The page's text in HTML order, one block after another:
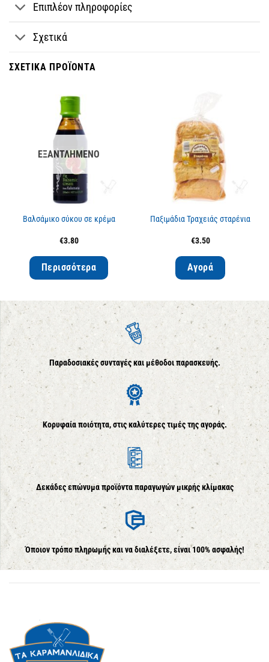
Επιπλέον πληροφορίες
Σχετικά
ΣΧΕΤΙΚΆ ΠΡΟΪΌΝΤΑ
ΕΞΑΝΤΛΗΜΈΝΟ
Βαλσάμικο σύκου σε κρέμα
€3.80
Περισσότερα
Παξιμάδια Τραχειάς σταρένια
€3.50
Αγορά
Παραδοσιακές συνταγές και μέθοδοι παρασκευής.
Κορυφαία ποιότητα, στις καλύτερες τιμές της αγοράς.
Δεκάδες επώνυμα προϊόντα παραγωγών μικρής κλίμακας
Όποιον τρόπο πληρωμής και να διαλέξετε, είναι 100% ασφαλής!